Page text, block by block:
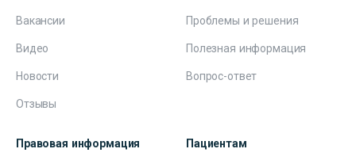
Вакансии
Видео
Новости
Отзывы
Проблемы и решения
Полезная информация
Вопрос-ответ
Правовая информация Пациентам